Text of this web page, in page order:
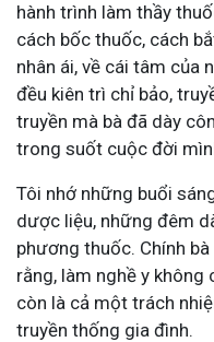
hành trình làm thầy
cách bốc thuốc, cách
nhân ái, về cái tâm của
đều kiên trì chỉ bảo,
truyền mà bà đã dày
trong suốt cuộc đời
Tôi nhớ những buổi
dược liệu, những đêm
phương thuốc. Chính
rằng, làm nghề y không
còn là cả một trách
truyền thống gia đình.